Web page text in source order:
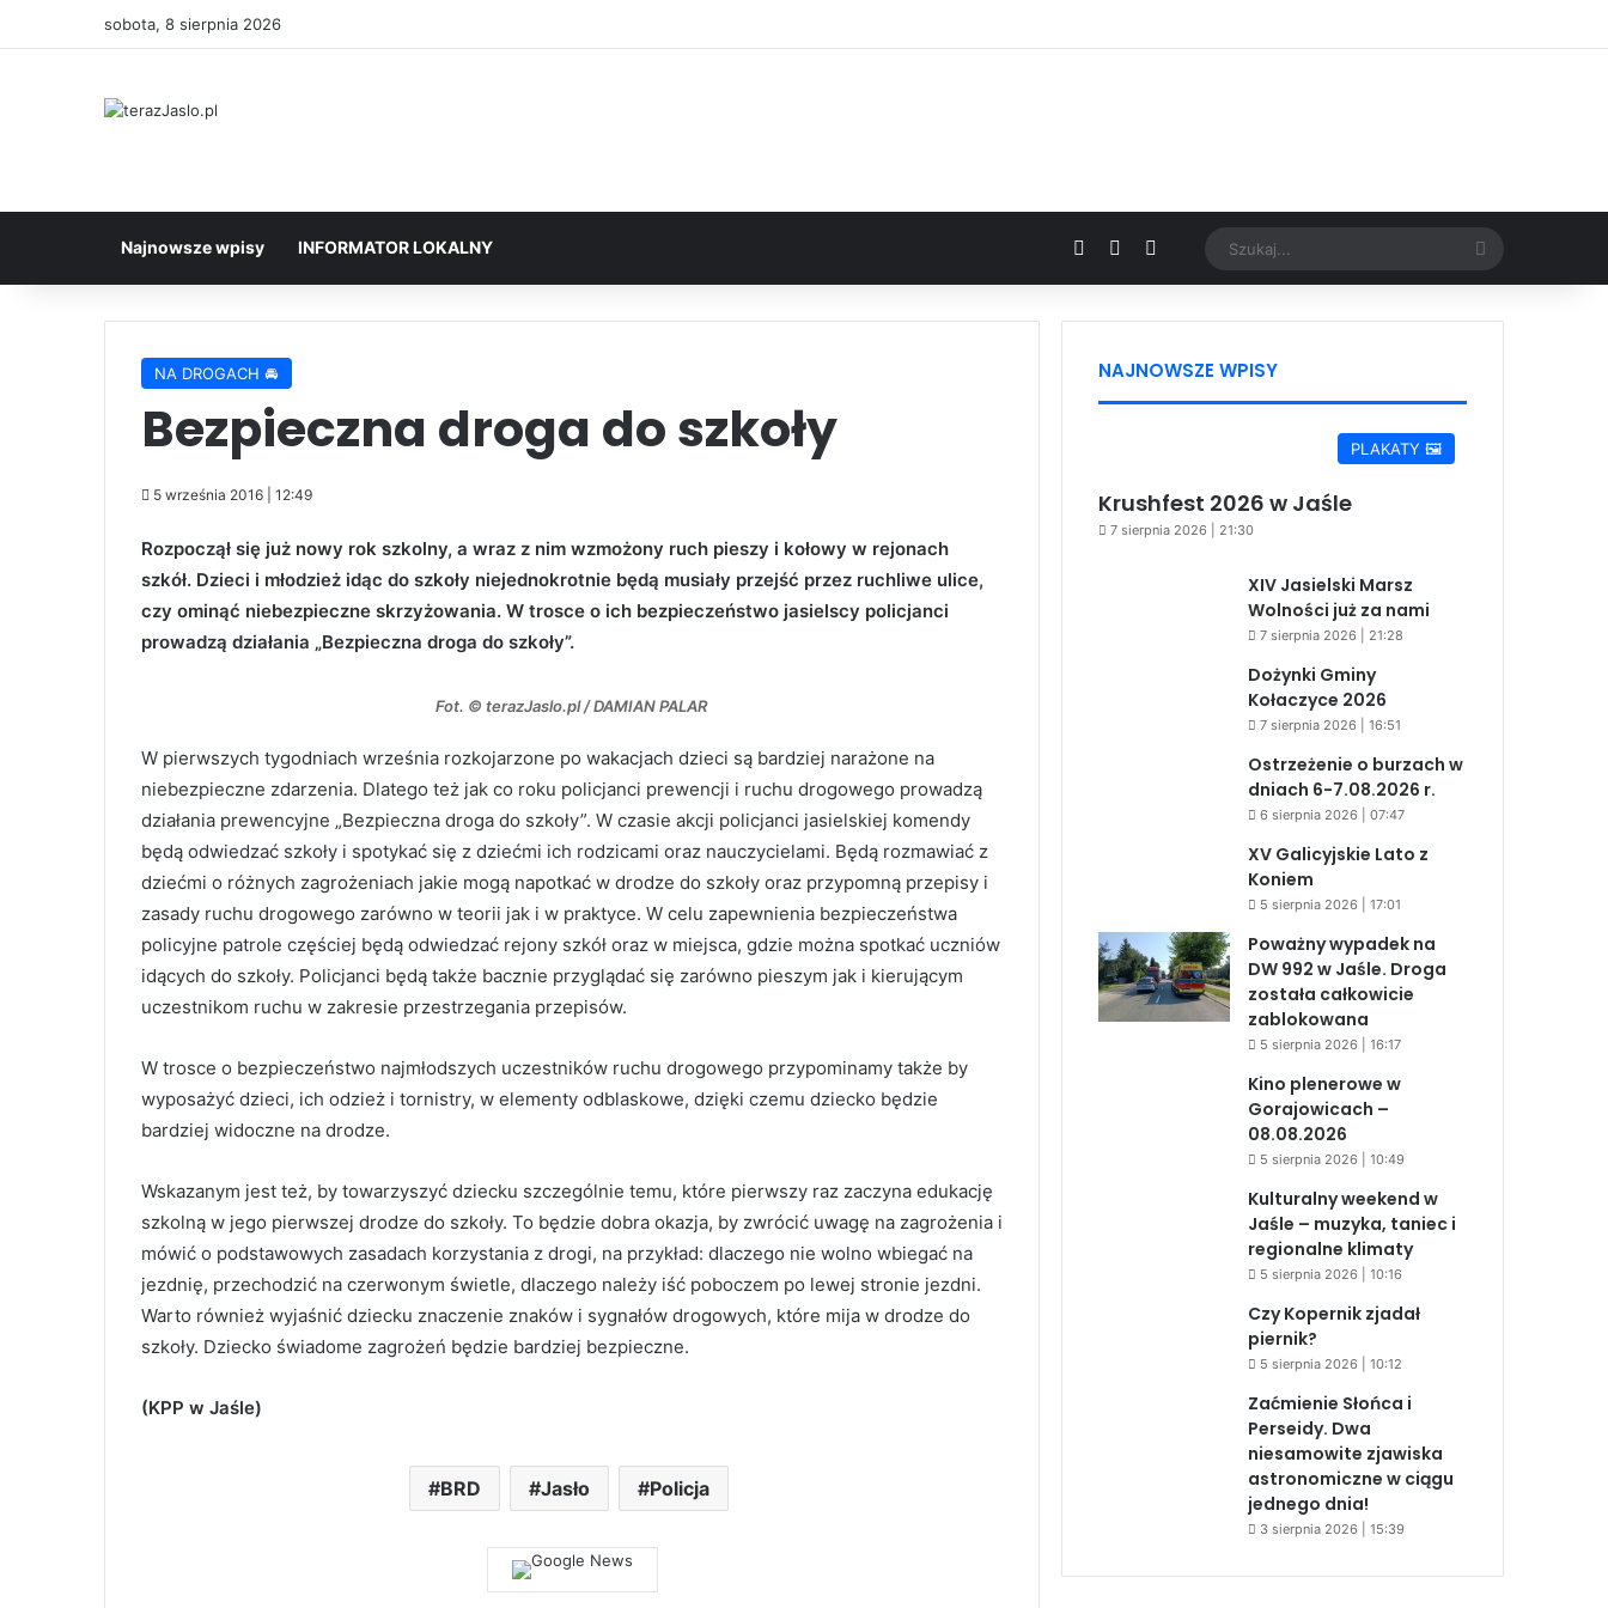
sobota, 8 sierpnia 2026
Najnowsze wpisy INFORMATOR LOKALNY Facebook YouTubeGoogle News Szukaj...
NA DROGACH 🚘
Bezpieczna droga do szkoły
5 września 2016 | 12:49
Rozpoczął się już nowy rok szkolny, a wraz z nim wzmożony ruch pieszy i kołowy w rejonach
szkół. Dzieci i młodzież idąc do szkoły niejednokrotnie będą musiały przejść przez ruchliwe ulice,
czy ominąć niebezpieczne skrzyżowania. W trosce o ich bezpieczeństwo jasielscy policjanci
prowadzą działania „Bezpieczna droga do szkoły”.
Fot. © terazJaslo.pl / DAMIAN PALAR
W pierwszych tygodniach września rozkojarzone po wakacjach dzieci są bardziej narażone na
niebezpieczne zdarzenia. Dlatego też jak co roku policjanci prewencji i ruchu drogowego prowadzą
działania prewencyjne „Bezpieczna droga do szkoły”. W czasie akcji policjanci jasielskiej komendy
będą odwiedzać szkoły i spotykać się z dziećmi ich rodzicami oraz nauczycielami. Będą rozmawiać z
dziećmi o różnych zagrożeniach jakie mogą napotkać w drodze do szkoły oraz przypomną przepisy i
zasady ruchu drogowego zarówno w teorii jak i w praktyce. W celu zapewnienia bezpieczeństwa
policyjne patrole częściej będą odwiedzać rejony szkół oraz w miejsca, gdzie można spotkać uczniów
idących do szkoły. Policjanci będą także bacznie przyglądać się zarówno pieszym jak i kierującym
uczestnikom ruchu w zakresie przestrzegania przepisów.
W trosce o bezpieczeństwo najmłodszych uczestników ruchu drogowego przypominamy także by
wyposażyć dzieci, ich odzież i tornistry, w elementy odblaskowe, dzięki czemu dziecko będzie
bardziej widoczne na drodze.
Wskazanym jest też, by towarzyszyć dziecku szczególnie temu, które pierwszy raz zaczyna edukację
szkolną w jego pierwszej drodze do szkoły. To będzie dobra okazja, by zwrócić uwagę na zagrożenia i
mówić o podstawowych zasadach korzystania z drogi, na przykład: dlaczego nie wolno wbiegać na
jezdnię, przechodzić na czerwonym świetle, dlaczego należy iść poboczem po lewej stronie jezdni.
Warto również wyjaśnić dziecku znaczenie znaków i sygnałów drogowych, które mija w drodze do
szkoły. Dziecko świadome zagrożeń będzie bardziej bezpieczne.
(KPP w Jaśle)
BRD Jasło Policja
NAJNOWSZE WPISY
PLAKATY 🖼️
Krushfest 2026 w Jaśle
7 sierpnia 2026 | 21:30
XIV Jasielski Marsz
Wolności już za nami
7 sierpnia 2026 | 21:28
Dożynki Gminy
Kołaczyce 2026
7 sierpnia 2026 | 16:51
Ostrzeżenie o burzach w
dniach 6-7.08.2026 r.
6 sierpnia 2026 | 07:47
XV Galicyjskie Lato z
Koniem
5 sierpnia 2026 | 17:01
Poważny wypadek na
DW 992 w Jaśle. Droga
została całkowicie
zablokowana
5 sierpnia 2026 | 16:17
Kino plenerowe w
Gorajowicach –
08.08.2026
5 sierpnia 2026 | 10:49
Kulturalny weekend w
Jaśle – muzyka, taniec i
regionalne klimaty
5 sierpnia 2026 | 10:16
Czy Kopernik zjadał
piernik?
5 sierpnia 2026 | 10:12
Zaćmienie Słońca i
Perseidy. Dwa
niesamowite zjawiska
astronomiczne w ciągu
jednego dnia!
3 sierpnia 2026 | 15:39